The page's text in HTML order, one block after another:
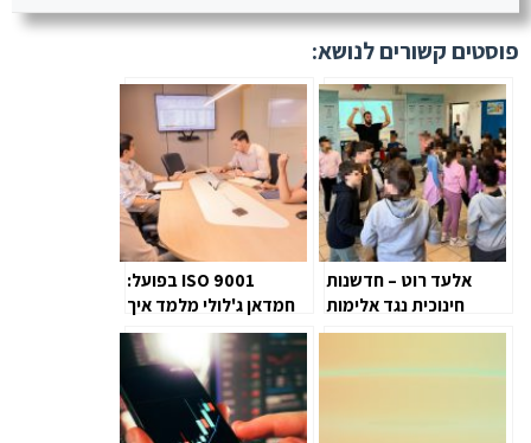
פוסטים קשורים לנושא:
אלעד רוט – חדשנות
חינוכית נגד אלימות
ISO 9001 בפועל:
חמדאן ג'לולי מלמד איך
ליישם תקן ב-90 יום